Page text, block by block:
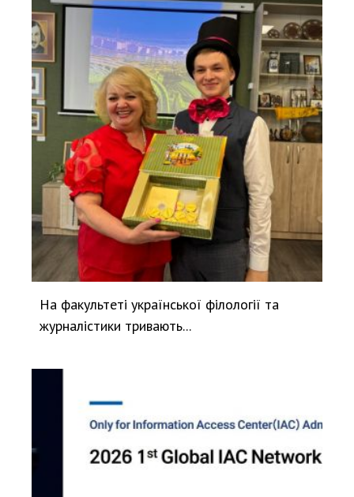
На факультеті української філології та
журналістики тривають...